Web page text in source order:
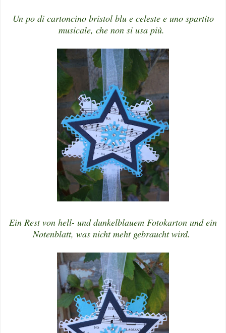
Un po di cartoncino bristol blu e celeste e uno spartito
musicale, che non si usa più.
Ein Rest von hell- und dunkelblauem Fotokarton und ein
Notenblatt, was nicht meht gebraucht wird.